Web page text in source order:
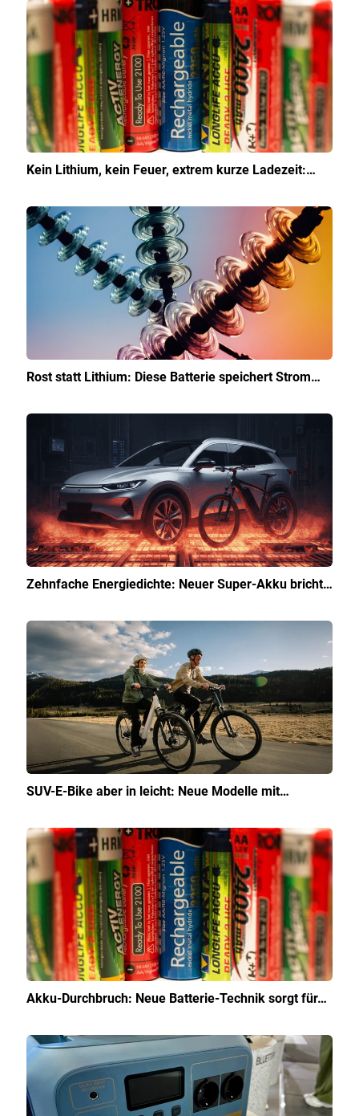
Kein Lithium, kein Feuer, extrem kurze Ladezeit:…
Rost statt Lithium: Diese Batterie speichert Strom…
Zehnfache Energiedichte: Neuer Super-Akku bricht…
SUV-E-Bike aber in leicht: Neue Modelle mit…
Akku-Durchbruch: Neue Batterie-Technik sorgt für…